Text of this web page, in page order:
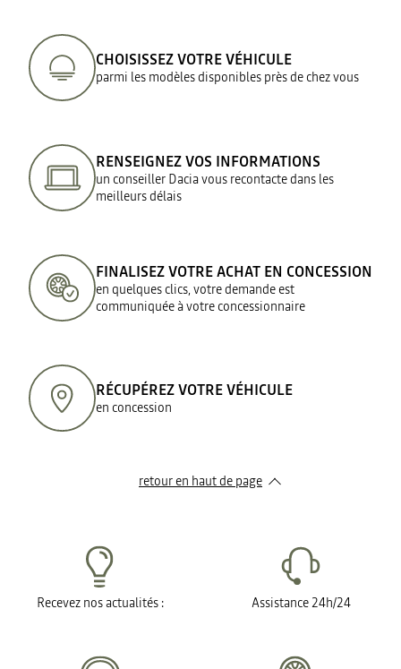
CHOISISSEZ VOTRE VÉHICULE
parmi les modèles disponibles près de chez vous
RENSEIGNEZ VOS INFORMATIONS
un conseiller Dacia vous recontacte dans les
meilleurs délais
FINALISEZ VOTRE ACHAT EN CONCESSION
en quelques clics, votre demande est
communiquée à votre concessionnaire
RÉCUPÉREZ VOTRE VÉHICULE
en concession
retour en haut de page​
Recevez nos actualités : Assistance 24h/24